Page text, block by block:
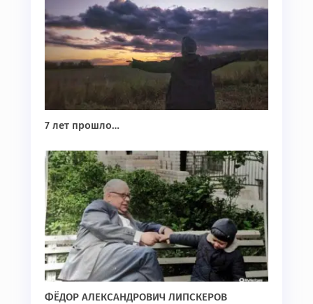
7 лет прошло…
ФЁДОР АЛЕКСАНДРОВИЧ ЛИПСКЕРОВ